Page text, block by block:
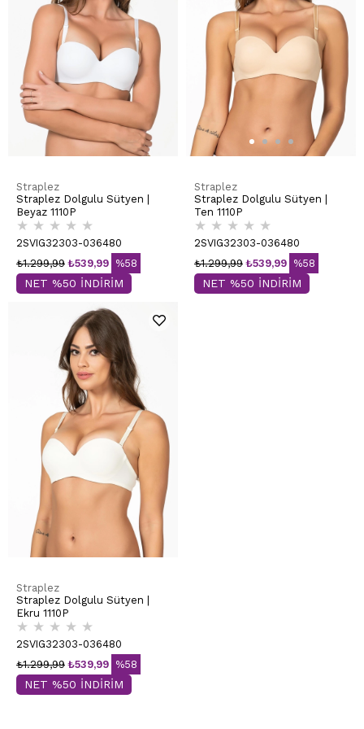
Straplez
Straplez Dolgulu Sütyen |
Beyaz 1110P
★ ★ ★ ★ ★
2SVIG32303-036480
₺539,99
₺1.299,99 %58
NET %50 İNDİRİM
Straplez
Straplez Dolgulu Sütyen |
Ten 1110P
★ ★ ★ ★ ★
2SVIG32303-036480
₺539,99
₺1.299,99 %58
NET %50 İNDİRİM
Straplez
Straplez Dolgulu Sütyen |
Ekru 1110P
★ ★ ★ ★ ★
2SVIG32303-036480
₺539,99
₺1.299,99 %58
NET %50 İNDİRİM